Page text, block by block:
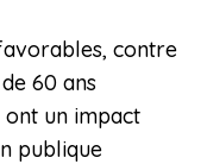
contre
60 ans
ont un impact
publique